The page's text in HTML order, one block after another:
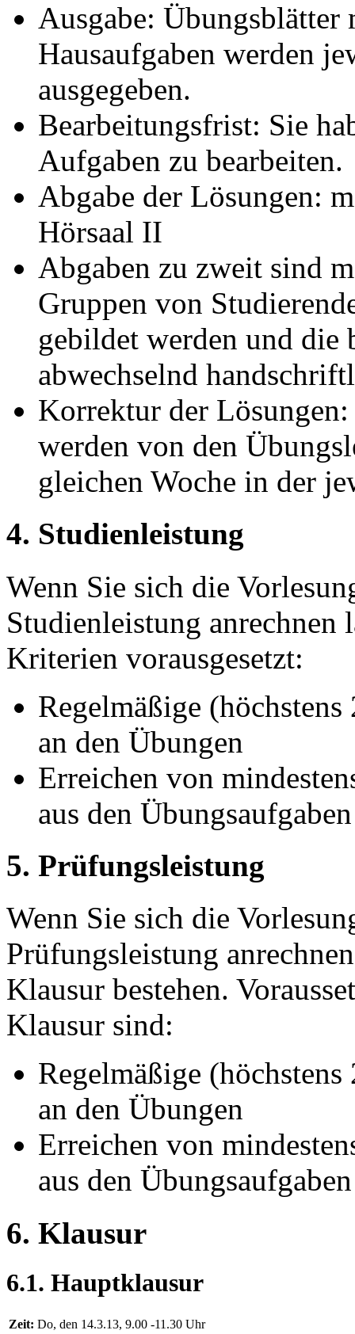
Ausgabe:
Hausaufgaben werden
ausgegeben.
Bearbeitungsfrist: Sie
Aufgaben zu bearbeiten.
Abgabe der Lösungen:
Hörsaal II
Abgaben zu zweit sind
Gruppen von
gebildet werden und die
abwechselnd
Korrektur der Lösungen:
werden von den
gleichen Woche in der
4. Studienleistung
Wenn Sie sich die
Studienleistung anrechnen
Kriterien vorausgesetzt:
Regelmäßige
an den Übungen
Erreichen von
aus den Übungsaufgaben
5. Prüfungsleistung
Wenn Sie sich die
Prüfungsleistung
Klausur bestehen.
Klausur sind:
Regelmäßige
an den Übungen
Erreichen von
aus den Übungsaufgaben
6. Klausur
6.1. Hauptklausur
Zeit: Do, den 14.3.13, 9.00 -11.30 Uhr